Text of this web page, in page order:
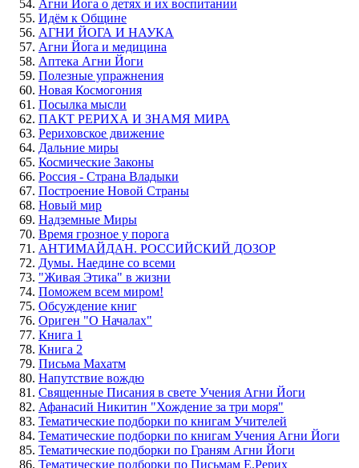
Агни Йога о детях и их воспитании
Идём к Общине
АГНИ ЙОГА И НАУКА
Агни Йога и медицина
Аптека Агни Йоги
Полезные упражнения
Новая Космогония
Посылка мысли
ПАКТ РЕРИХА И ЗНАМЯ МИРА
Рериховское движение
Дальние миры
Космические Законы
Россия - Страна Владыки
Построение Новой Страны
Новый мир
Надземные Миры
Время грозное у порога
АНТИМАЙДАН. РОССИЙСКИЙ ДОЗОР
Думы. Наедине со всеми
"Живая Этика" в жизни
Поможем всем миром!
Обсуждение книг
Ориген "О Началах"
Книга 1
Книга 2
Письма Махатм
Напутствие вождю
Священные Писания в свете Учения Агни Йоги
Афанасий Никитин "Хождение за три моря"
Тематические подборки по книгам Учителей
Тематические подборки по книгам Учения Агни Йоги
Тематические подборки по Граням Агни Йоги
Тематические подборки по Письмам Е.Рерих